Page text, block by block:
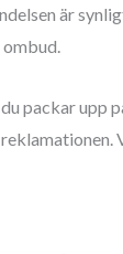
är
ombud.
packar upp